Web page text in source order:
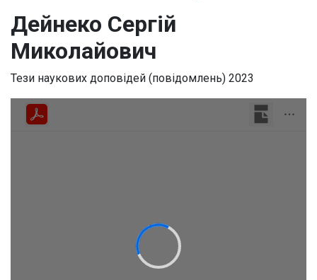
Дейнеко Сергій
Миколайович
Тези наукових доповідей (повідомлень) 2023